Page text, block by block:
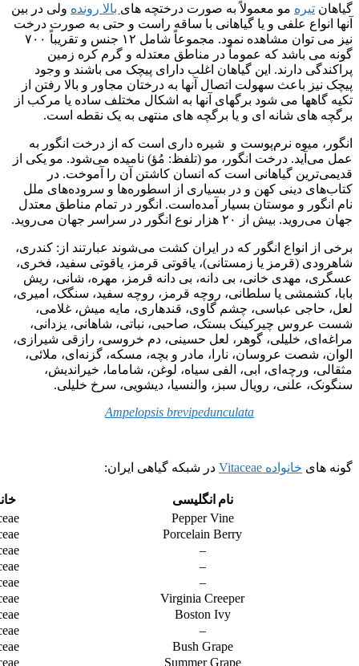
گیاهان تیره مو معمولاً به صورت درختچه های بالا رونده ولی در بین
آنها انواع علفی و یا گیاهانی با ساقه راست و حتی به صورت درخت
نیز می توان مشاهده نمود. مجموعاً شامل ۱۲ جنس و تقریباً ۷۰۰
گونه می باشد که عموماً در مناطق معتدله و گرم کره زمین
پراکندگی دارند. این گیاهان اغلب دارای پیچک می باشند و وجود
پیچک نیز باعث سهولت اتصال آنها به درختان مجاور و بالا رفتن از
تکیه گاهها می شود برگهای آنها به اشکال مختلف ساده یا مرکب از
برگچه های شانه ای و یا برگچه های منتهی به یک نقطه است.
انگور، میوه نرم‌پوست و شیره داری است که از درخت انگور به
عمل می‌آید. درخت انگور، مو (تلفظ: مُؤ) نامیده می‌شود. مو یکی از
قدیمی‌ترین گیاهانی است که انسان کاشتن آن را آموخت. در
کتاب‌های دینی کهن و در بسیاری از اسطوره‌ها و سروده‌های ملل
نام انگور و موستان بسیار آمده‌است. انگور در تمام مناطق معتدل
جهان می‌روید. بیش از ۲۰ هزار نوع انگور در سراسر جهان می‌روید.
برخی از انواع انگور که در ایران کشت می‌شوند عبارتند از: کندری،
شاهرودی (قرمز یا زمستانی)، یاقوتی قرمز، یاقوتی سفید، فخری،
عسگری، مهدی خانی، بی دانه، بی دانه قرمز، مهره، شانی، ریش
بابا، کشمشی یا سلطانی، روچه قرمز، روچه سفید، سنگک، امیری،
لعل، حاجی عباسی، چشم گاوی، قندهاری، مایه میش، غلامی،
شست عروس چیرکینک بستک، صاحبی، نباتی، شاهانی، یزدانی،
مراغه‌ای، خلیلی، گوهر، لعل حسینی، دم خروسی، رازقی شیرازی،
الوان، شصت عروسان، نارا، مادر و بچه، مسکه، گزنه‌ای، ملائی،
مثقالی، ورچه‌ای، ابی، الفی سیاه، لوغن، شاماما، خیراندیش،
سنگونک، علنی، رویال سبز، والنسیا، دیشویی، سرخ خلیلی.
Ampelopsis brevipedunculata
گونه های خانواده Vitaceae در شبکه گیاهی ایران:
نام انگلیسی
Pepper Vine
Porcelain Berry
–
–
–
Virginia Creeper
Boston Ivy
–
Bush Grape
Summer Grape